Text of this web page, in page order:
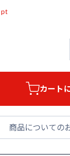
pt
カート
商品についての